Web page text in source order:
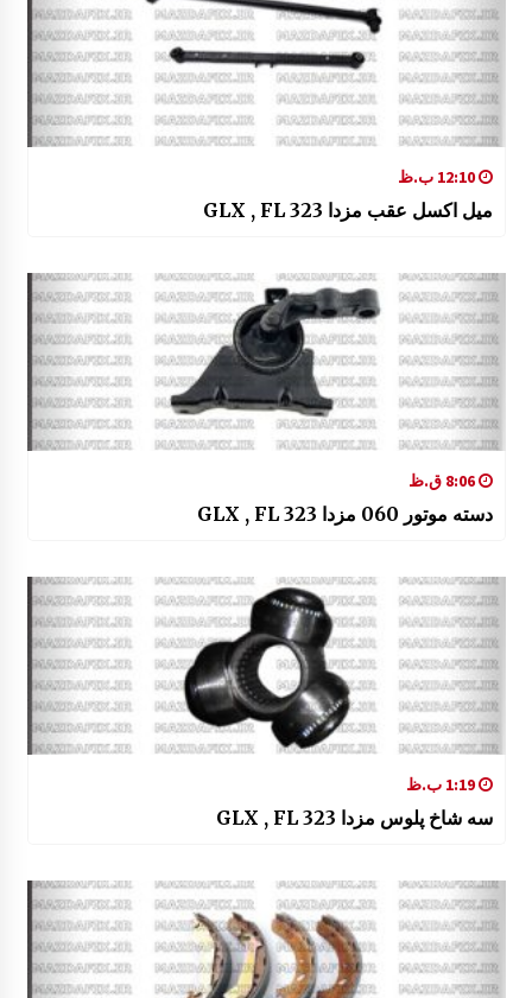
12:10 ب.ظ
میل اکسل عقب مزدا 323 GLX , FL
8:06 ق.ظ
دسته موتور 060 مزدا 323 GLX , FL
1:19 ب.ظ
سه شاخ پلوس مزدا 323 GLX , FL